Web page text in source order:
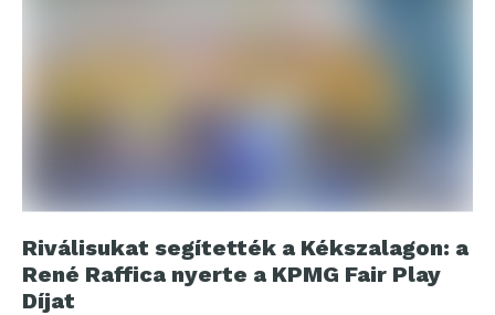
Riválisukat segítették a Kékszalagon: a
René Raffica nyerte a KPMG Fair Play
Díjat